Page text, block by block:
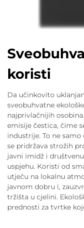
koristi
Da učinkovito
sveobuhvatne
najprivlačnijih
emisije čestica, čime
industrije. To ne
se pridržava strožih
javni imidž i
uspjehu. Koristi od
utječu na lokalnu
javnom dobru i,
tržišta u cjelini.
prednosti za tvrtke